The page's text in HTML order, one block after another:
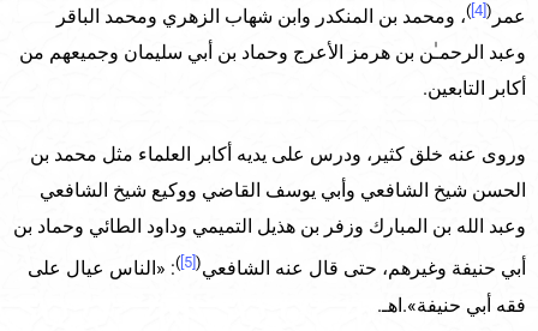
عمر (
)، ومحمد بن المنكدر وابن شهاب الزهري ومحمد الباقر
وعبد الرحمـٰن بن هرمز الأعرج وحماد بن أبي سليمان وجميعهم من
أكابر التابعين.
وروى عنه خلق كثير، ودرس على يديه أكابر العلماء مثل محمد بن
الحسن شيخ الشافعي وأبي يوسف القاضي ووكيع شيخ الشافعي
وعبد الله بن المبارك وزفر بن هذيل التميمي وداود الطائي وحماد بن
أبي حنيفة وغيرهم، حتى قال عنه الشافعي(
): «الناس عيال على
فقه أبي حنيفة».اهـ.